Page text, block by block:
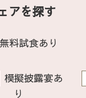
アを探す
無料試食あり
模擬披露宴あ
り